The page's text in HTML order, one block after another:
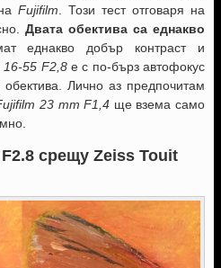
Fujifilm. Този тест отговаря на
Двата обектива са еднакво
еднакво добър контраст и
16-55 F2,8е с по-бърз автофокус
Лично аз предпочитам
23 mm F1,4 ще взема само
срещу Zeiss Touit